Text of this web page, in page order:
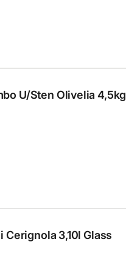
U/Sten Olivelia 4,5kg
Cerignola 3,10l Glass